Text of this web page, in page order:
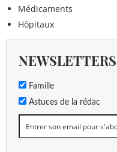
Médicaments
Hôpitaux
NEWSLETTERS
Famille
Astuces de la rédac